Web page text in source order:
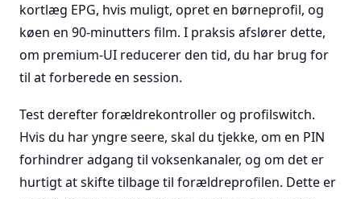
kortlæg EPG, hvis muligt, opret en børneprofil, og
køen en 90-minutters film. I praksis afslører dette,
om premium-UI reducerer den tid, du har brug for
til at forberede en session.
Test derefter forældrekontroller og profilswitch.
Hvis du har yngre seere, skal du tjekke, om en PIN
forhindrer adgang til voksenkanaler, og om det er
hurtigt at skifte tilbage til forældreprofilen. Dette er